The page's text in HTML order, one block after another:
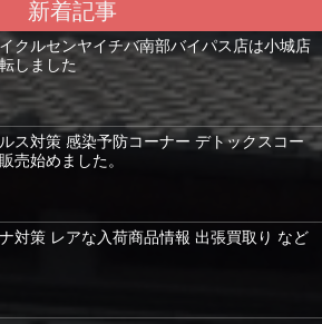
新着記事
クルセンヤイチバ南部バイパス店は小城店
しました
ス対策 感染予防コーナー デトックスコー
売始めました。
対策 レアな入荷商品情報 出張買取り など